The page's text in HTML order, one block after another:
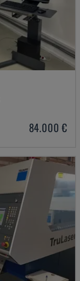
84.000 €